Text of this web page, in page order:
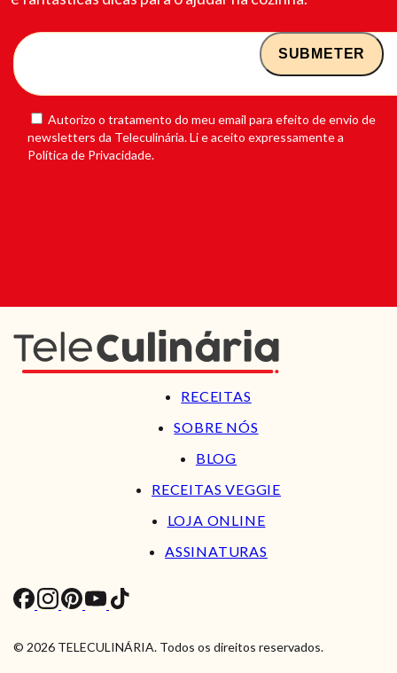
Autorizo o tratamento do meu email para efeito de envio de
newsletters da Teleculinária. Li e aceito expressamente a
Política de Privacidade.
RECEITAS
SOBRE NÓS
BLOG
RECEITAS VEGGIE
LOJA ONLINE
ASSINATURAS
© 2026 TELECULINÁRIA. Todos os direitos reservados.